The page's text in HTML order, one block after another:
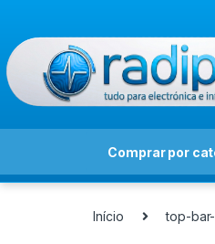
Comprar por
Início top-